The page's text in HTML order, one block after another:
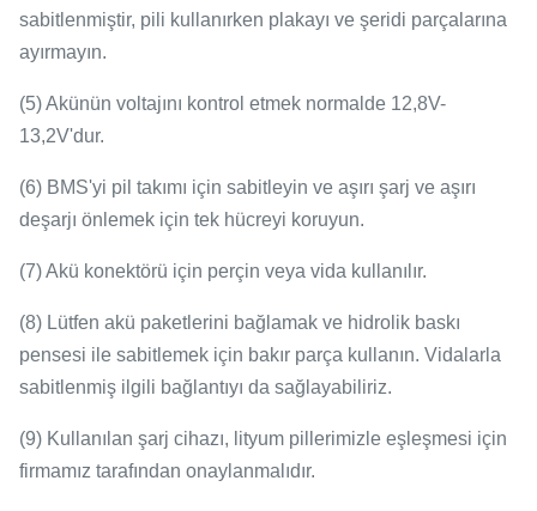
sabitlenmiştir, pili kullanırken plakayı ve şeridi parçalarına
ayırmayın.
(5) Akünün voltajını kontrol etmek normalde 12,8V-
13,2V'dur.
(6) BMS'yi pil takımı için sabitleyin ve aşırı şarj ve aşırı
deşarjı önlemek için tek hücreyi koruyun.
(7) Akü konektörü için perçin veya vida kullanılır.
(8) Lütfen akü paketlerini bağlamak ve hidrolik baskı
pensesi ile sabitlemek için bakır parça kullanın. Vidalarla
sabitlenmiş ilgili bağlantıyı da sağlayabiliriz.
(9) Kullanılan şarj cihazı, lityum pillerimizle eşleşmesi için
firmamız tarafından onaylanmalıdır.